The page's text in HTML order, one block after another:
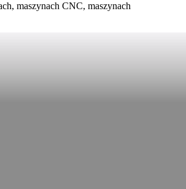
maszynach CNC, maszynach